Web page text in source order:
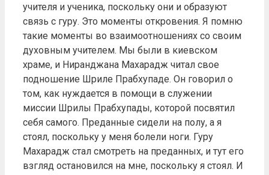
учителя и ученика, поскольку они и образуют
связь с гуру. Это моменты откровения. Я помню
такие моменты во взаимоотношениях со своим
духовным учителем. Мы были в киевском
храме, и Ниранджана Махарадж читал свое
подношение Шриле Прабхупаде. Он говорил о
том, как нуждается в помощи в служении
миссии Шрилы Прабхупады, которой посвятил
себя самого. Преданные сидели на полу, а я
стоял, поскольку у меня болели ноги. Гуру
Махарадж стал смотреть на преданных, и тут его
взгляд остановился на мне, поскольку я стоял. И